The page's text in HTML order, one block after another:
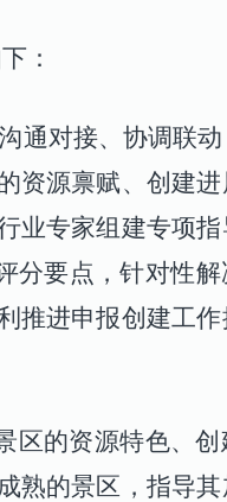
：
通对接、协调联
资源禀赋、创建进
业专家组建专项
分要点，针对性
推进申报创建工
区的资源特色、
熟的景区，指导